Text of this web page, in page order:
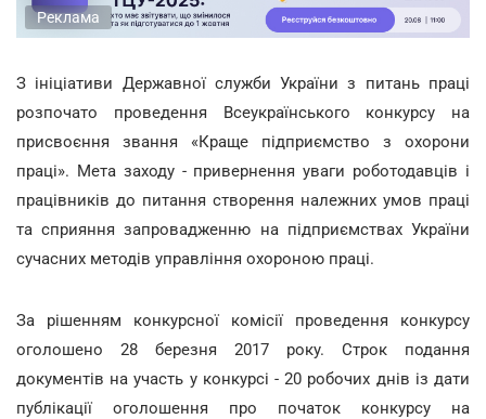
Реклама
З ініціативи Державної служби України з питань праці
розпочато проведення Всеукраїнського конкурсу на
присвоєння звання «Краще підприємство з охорони
праці». Мета заходу - привернення уваги роботодавців і
працівників до питання створення належних умов праці
та сприяння запровадженню на підприємствах України
сучасних методів управління охороною праці.
За рішенням конкурсної комісії проведення конкурсу
оголошено 28 березня 2017 року. Строк подання
документів на участь у конкурсі - 20 робочих днів із дати
публікації оголошення про початок конкурсу на